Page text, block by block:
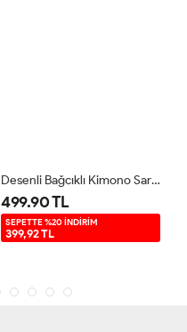
Desenli Bağcıklı Kimono Sarı SLT30357
499.90 TL
SEPETTE %20 İNDİRİM
399,92 TL